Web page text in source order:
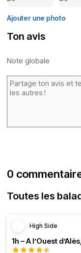
Ajouter une photo
Ton avis
Note globale
0
Toutes les
High Side